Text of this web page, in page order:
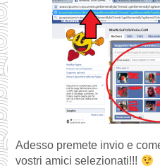
Adesso premete invio e
vostri amici selezionati!!!